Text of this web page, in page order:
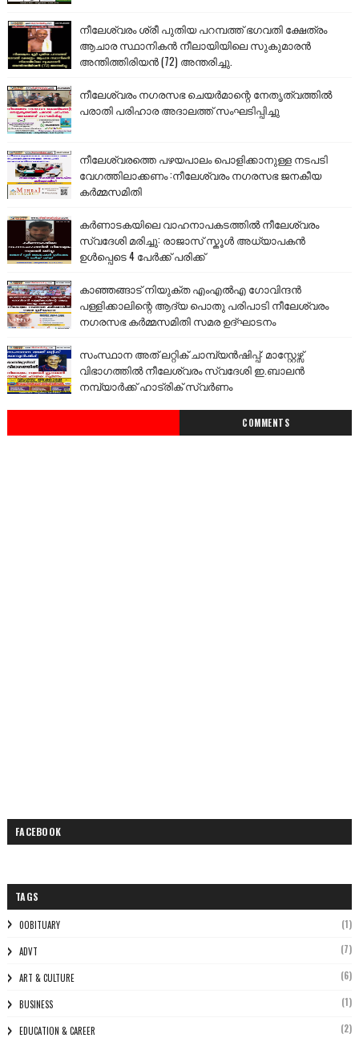
നീലേശ്വരം ശ്രീ പുതിയ പറമ്പത്ത് ഭഗവതി ക്ഷേത്രം
ആചാര സ്ഥാനികൻ നീലായിയിലെ സുകുമാരൻ
അന്തിത്തിരിയൻ (72) അന്തരിച്ചു.
നീലേശ്വരം നഗരസഭ ചെയർമാന്റെ നേതൃത്വത്തിൽ
പരാതി പരിഹാര അദാലത്ത് സംഘടിപ്പിച്ചു
നീലേശ്വരത്തെ പഴയപാലം പൊളിക്കാനുള്ള നടപടി
വേഗത്തിലാക്കണം :നീലേശ്വരം നഗരസഭ ജനകീയ
കർമ്മസമിതി
കർണാടകയിലെ വാഹനാപകടത്തിൽ നീലേശ്വരം
സ്വദേശി മരിച്ചു: രാജാസ് സ്കൂൾ അധ്യാപകൻ
ഉൾപ്പെടെ 4 പേർക്ക് പരിക്ക്
കാഞ്ഞങ്ങാട് നിയുക്ത എംഎൽഎ ഗോവിന്ദൻ
പള്ളിക്കാലിന്റെ ആദ്യ പൊതു പരിപാടി നീലേശ്വരം
നഗരസഭ കർമ്മസമിതി സമര ഉദ്ഘാടനം
സംസ്ഥാന അത് ലറ്റിക് ചാമ്പ്യൻഷിപ്പ്: മാസ്റ്റേഴ്സ്
വിഭാഗത്തിൽ നീലേശ്വരം സ്വദേശി ഇ.ബാലൻ
നമ്പ്യാർക്ക് ഹാട്രിക് സ്വർണം
COMMENTS
FACEBOOK
TAGS
0OBITUARY (1)
ADVT (7)
ART & CULTURE (6)
BUSINESS (1)
EDUCATION & CAREER (2)